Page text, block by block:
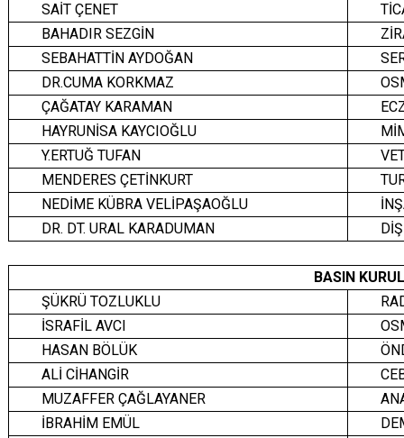
SAİT ÇENET
BAHADIR SEZGİN
SEBAHATTİN AYDOĞAN
DR.CUMA KORKMAZ
ÇAĞATAY KARAMAN
HAYRUNİSA KAYCIOĞLU
Y.ERTUĞ TUFAN
MENDERES ÇETİNKURT
NEDİME KÜBRA VELİPAŞAOĞLU
DR. DT. URAL KARADUMAN
BASIN
ŞÜKRÜ TOZLUKLU
İSRAFİL AVCI
HASAN BÖLÜK
ALİ CİHANGİR
MUZAFFER ÇAĞLAYANER
İBRAHİM EMÜL